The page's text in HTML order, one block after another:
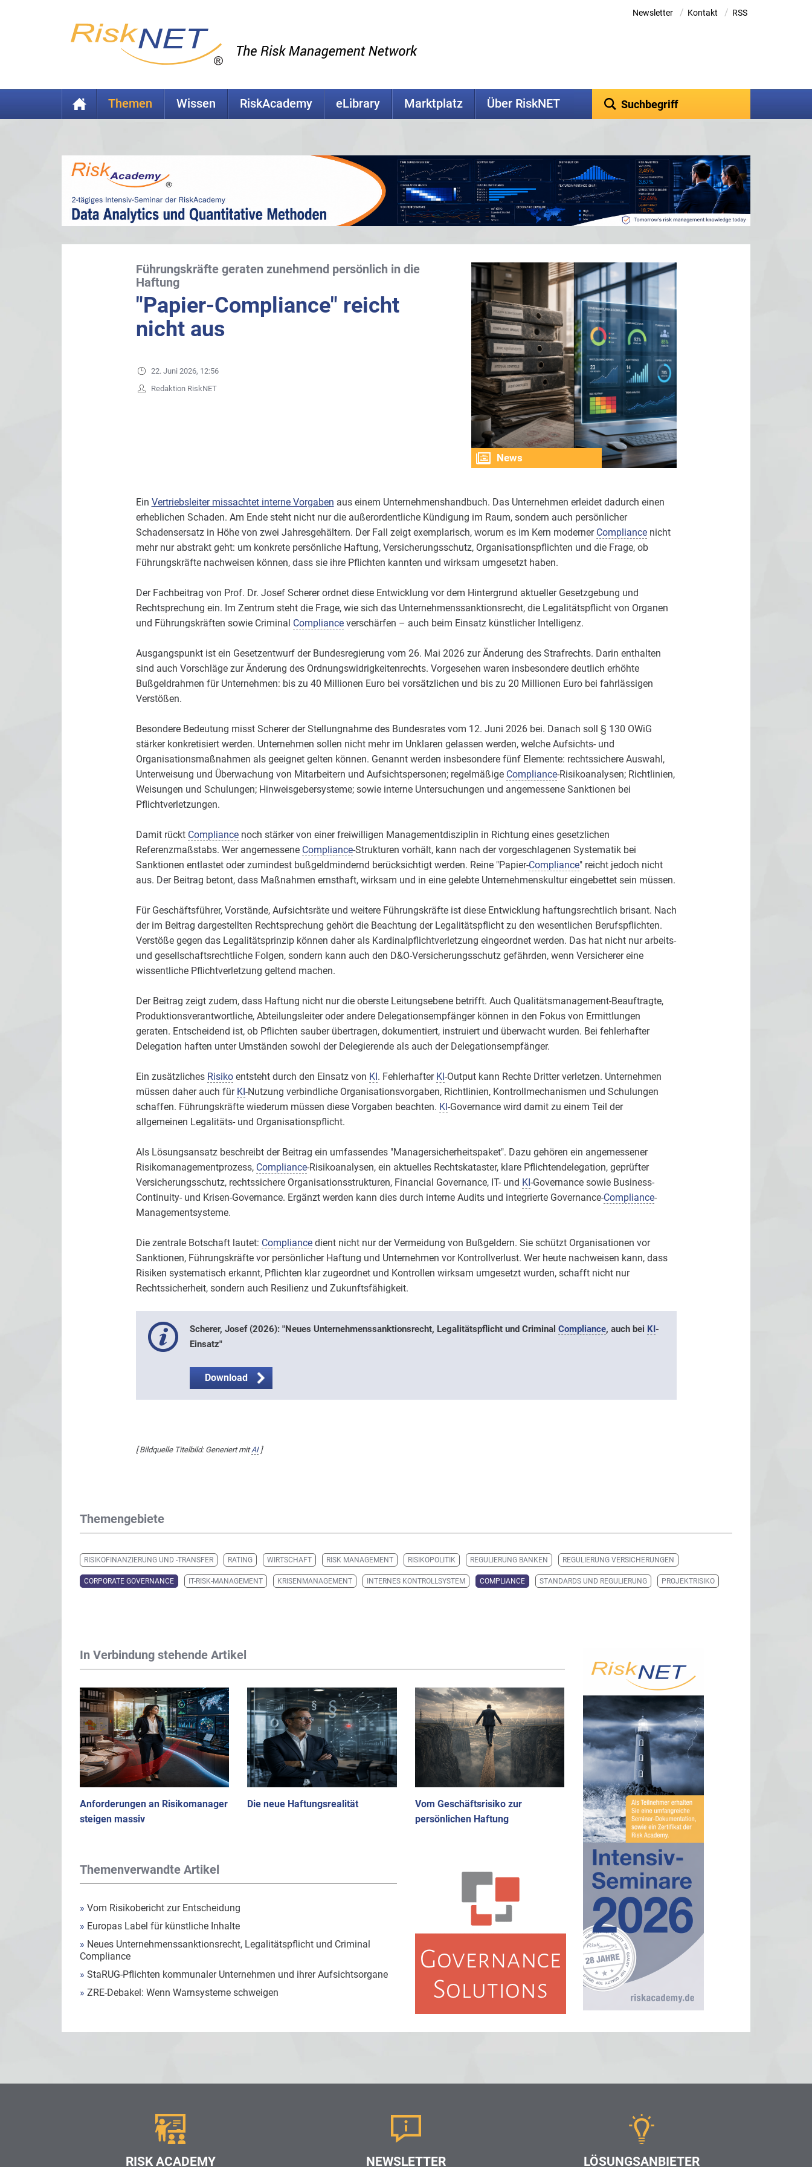
Newsletter / Kontakt / RSS
Themen Wissen RiskAcademy eLibrary Marktplatz Über RiskNET
Führungskräfte geraten zunehmend persönlich in die
Haftung
"Papier-Compliance" reicht
nicht aus
22. Juni 2026, 12:56
Redaktion RiskNET
News
Ein Vertriebsleiter missachtet interne Vorgaben aus einem Unternehmenshandbuch. Das Unternehmen erleidet dadurch einen
erheblichen Schaden. Am Ende steht nicht nur die außerordentliche Kündigung im Raum, sondern auch persönlicher
Schadensersatz in Höhe von zwei Jahresgehältern. Der Fall zeigt exemplarisch, worum es im Kern moderner Compliancenicht
mehr nur abstrakt geht: um konkrete persönliche Haftung, Versicherungsschutz, Organisationspflichten und die Frage, ob
Führungskräfte nachweisen können, dass sie ihre Pflichten kannten und wirksam umgesetzt haben.
Der Fachbeitrag von Prof. Dr. Josef Scherer ordnet diese Entwicklung vor dem Hintergrund aktueller Gesetzgebung und
Rechtsprechung ein. Im Zentrum steht die Frage, wie sich das Unternehmenssanktionsrecht, die Legalitätspflicht von Organen
und Führungskräften sowie Criminal Complianceverschärfen – auch beim Einsatz künstlicher Intelligenz.
Ausgangspunkt ist ein Gesetzentwurf der Bundesregierung vom 26. Mai 2026 zur Änderung des Strafrechts. Darin enthalten
sind auch Vorschläge zur Änderung des Ordnungswidrigkeitenrechts. Vorgesehen waren insbesondere deutlich erhöhte
Bußgeldrahmen für Unternehmen: bis zu 40 Millionen Euro bei vorsätzlichen und bis zu 20 Millionen Euro bei fahrlässigen
Verstößen.
Besondere Bedeutung misst Scherer der Stellungnahme des Bundesrates vom 12. Juni 2026 bei. Danach soll § 130 OWiG
stärker konkretisiert werden. Unternehmen sollen nicht mehr im Unklaren gelassen werden, welche Aufsichts- und
Organisationsmaßnahmen als geeignet gelten können. Genannt werden insbesondere fünf Elemente: rechtssichere Auswahl,
Unterweisung und Überwachung von Mitarbeitern und Aufsichtspersonen; regelmäßige Compliance-Risikoanalysen; Richtlinien,
Weisungen und Schulungen; Hinweisgebersysteme; sowie interne Untersuchungen und angemessene Sanktionen bei
Pflichtverletzungen.
Damit rückt Compliancenoch stärker von einer freiwilligen Managementdisziplin in Richtung eines gesetzlichen
Referenzmaßstabs. Wer angemessene Compliance-Strukturen vorhält, kann nach der vorgeschlagenen Systematik bei
Sanktionen entlastet oder zumindest bußgeldmindernd berücksichtigt werden. Reine "Papier-Compliance" reicht jedoch nicht
aus. Der Beitrag betont, dass Maßnahmen ernsthaft, wirksam und in eine gelebte Unternehmenskultur eingebettet sein müssen.
Für Geschäftsführer, Vorstände, Aufsichtsräte und weitere Führungskräfte ist diese Entwicklung haftungsrechtlich brisant. Nach
der im Beitrag dargestellten Rechtsprechung gehört die Beachtung der Legalitätspflicht zu den wesentlichen Berufspflichten.
Verstöße gegen das Legalitätsprinzip können daher als Kardinalpflichtverletzung eingeordnet werden. Das hat nicht nur arbeits-
und gesellschaftsrechtliche Folgen, sondern kann auch den D&O-Versicherungsschutz gefährden, wenn Versicherer eine
wissentliche Pflichtverletzung geltend machen.
Der Beitrag zeigt zudem, dass Haftung nicht nur die oberste Leitungsebene betrifft. Auch Qualitätsmanagement-Beauftragte,
Produktionsverantwortliche, Abteilungsleiter oder andere Delegationsempfänger können in den Fokus von Ermittlungen
geraten. Entscheidend ist, ob Pflichten sauber übertragen, dokumentiert, instruiert und überwacht wurden. Bei fehlerhafter
Delegation haften unter Umständen sowohl der Delegierende als auch der Delegationsempfänger.
Ein zusätzliches Risikoentsteht durch den Einsatz von KI. Fehlerhafter KI-Output kann Rechte Dritter verletzen. Unternehmen
müssen daher auch für KI-Nutzung verbindliche Organisationsvorgaben, Richtlinien, Kontrollmechanismen und Schulungen
schaffen. Führungskräfte wiederum müssen diese Vorgaben beachten. KI-Governance wird damit zu einem Teil der
allgemeinen Legalitäts- und Organisationspflicht.
Als Lösungsansatz beschreibt der Beitrag ein umfassendes "Managersicherheitspaket". Dazu gehören ein angemessener
Risikomanagementprozess, Compliance-Risikoanalysen, ein aktuelles Rechtskataster, klare Pflichtendelegation, geprüfter
Versicherungsschutz, rechtssichere Organisationsstrukturen, Financial Governance, IT- und KI-Governance sowie Business-
Continuity- und Krisen-Governance. Ergänzt werden kann dies durch interne Audits und integrierte Governance-Compliance-
Managementsysteme.
Die zentrale Botschaft lautet: Compliancedient nicht nur der Vermeidung von Bußgeldern. Sie schützt Organisationen vor
Sanktionen, Führungskräfte vor persönlicher Haftung und Unternehmen vor Kontrollverlust. Wer heute nachweisen kann, dass
Risiken systematisch erkannt, Pflichten klar zugeordnet und Kontrollen wirksam umgesetzt wurden, schafft nicht nur
Rechtssicherheit, sondern auch Resilienz und Zukunftsfähigkeit.
Scherer, Josef (2026): "Neues Unternehmenssanktionsrecht, Legalitätspflicht und Criminal Compliance, auch bei KI-
Einsatz"
Download
[ Bildquelle Titelbild: Generiert mitAI]
Themengebiete
RISIKOFINANZIERUNG UND -TRANSFER RATING WIRTSCHAFT RISK MANAGEMENT RISIKOPOLITIK REGULIERUNG BANKEN REGULIERUNG VERSICHERUNGEN
CORPORATE GOVERNANCE IT-RISK-MANAGEMENT KRISENMANAGEMENT INTERNES KONTROLLSYSTEM COMPLIANCE STANDARDS UND REGULIERUNG PROJEKTRISIKO
In Verbindung stehende Artikel
Anforderungen an Risikomanager
steigen massiv
Die neue Haftungsrealität
Vom Geschäftsrisiko zur
persönlichen Haftung
Themenverwandte Artikel
» Vom Risikobericht zur Entscheidung
» Europas Label für künstliche Inhalte
» Neues Unternehmenssanktionsrecht, Legalitätspflicht und Criminal
Compliance
» StaRUG-Pflichten kommunaler Unternehmen und ihrer Aufsichtsorgane
» ZRE-Debakel: Wenn Warnsysteme schweigen
RISK ACADEMY NEWSLETTER LÖSUNGSANBIETER